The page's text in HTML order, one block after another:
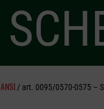
ANSI / art. 0095/0570-0575 –